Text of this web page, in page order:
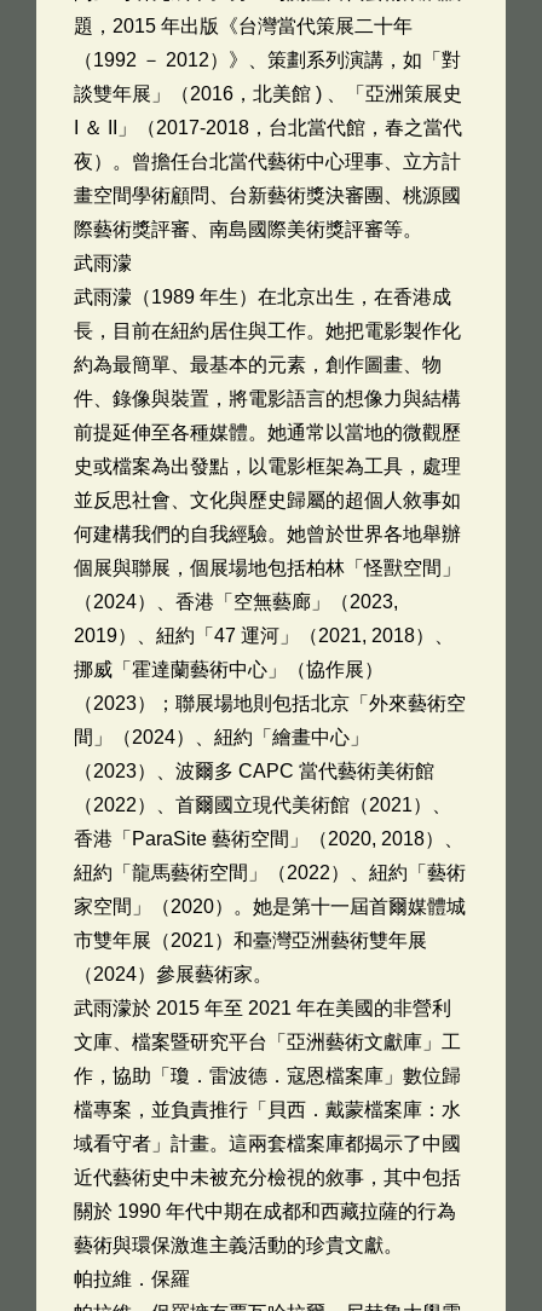
題，2015 年出版《台灣當代策展二十年
（1992 － 2012）》、策劃系列演講，如「對
談雙年展」（2016，北美館 ) 、「亞洲策展史
I ＆ II」（2017-2018，台北當代館，春之當代
夜）。曾擔任台北當代藝術中心理事、立方計
畫空間學術顧問、台新藝術獎決審團、桃源國
際藝術獎評審、南島國際美術獎評審等。
武雨濛
武雨濛（1989 年生）在北京出生，在香港成
長，目前在紐約居住與工作。她把電影製作化
約為最簡單、最基本的元素，創作圖畫、物
件、錄像與裝置，將電影語言的想像力與結構
前提延伸至各種媒體。她通常以當地的微觀歷
史或檔案為出發點，以電影框架為工具，處理
並反思社會、文化與歷史歸屬的超個人敘事如
何建構我們的自我經驗。她曾於世界各地舉辦
個展與聯展，個展場地包括柏林「怪獸空間」
（2024）、香港「空無藝廊」（2023,
2019）、紐約「47 運河」（2021, 2018）、
挪威「霍達蘭藝術中心」（協作展）
（2023）；聯展場地則包括北京「外來藝術空
間」（2024）、紐約「繪畫中心」
（2023）、波爾多 CAPC 當代藝術美術館
（2022）、首爾國立現代美術館（2021）、
香港「ParaSite 藝術空間」（2020, 2018）、
紐約「龍馬藝術空間」（2022）、紐約「藝術
家空間」（2020）。她是第十一屆首爾媒體城
市雙年展（2021）和臺灣亞洲藝術雙年展
（2024）參展藝術家。
武雨濛於 2015 年至 2021 年在美國的非營利
文庫、檔案暨研究平台「亞洲藝術文獻庫」工
作，協助「瓊．雷波德．寇恩檔案庫」數位歸
檔專案，並負責推行「貝西．戴蒙檔案庫：水
域看守者」計畫。這兩套檔案庫都揭示了中國
近代藝術史中未被充分檢視的敘事，其中包括
關於 1990 年代中期在成都和西藏拉薩的行為
藝術與環保激進主義活動的珍貴文獻。
帕拉維．保羅